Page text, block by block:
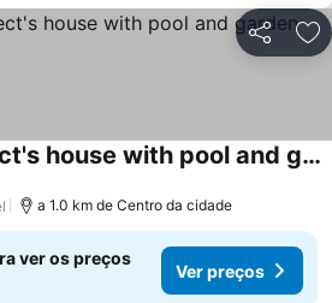
Partilhar
Souvenirs architect's house with pool and garden
a 1.0 km de Centro da cidade
ver os preços
Ver preços